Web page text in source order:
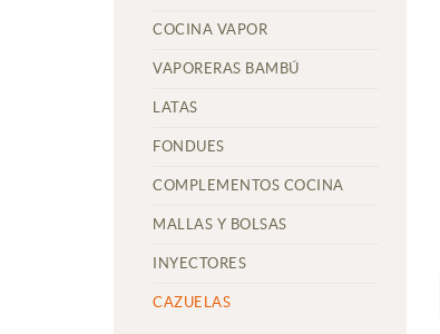
COCINA VAPOR
VAPORERAS BAMBÚ
LATAS
FONDUES
COMPLEMENTOS COCINA
MALLAS Y BOLSAS
INYECTORES
CAZUELAS